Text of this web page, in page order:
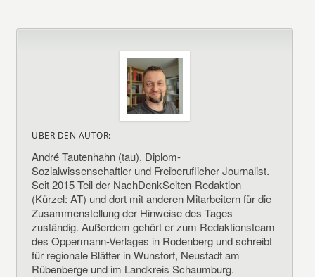
ÜBER DEN AUTOR:
André Tautenhahn (tau), Diplom-
Sozialwissenschaftler und Freiberuflicher Journalist.
Seit 2015 Teil der NachDenkSeiten-Redaktion
(Kürzel: AT) und dort mit anderen Mitarbeitern für die
Zusammenstellung der Hinweise des Tages
zuständig. Außerdem gehört er zum Redaktionsteam
des Oppermann-Verlages in Rodenberg und schreibt
für regionale Blätter in Wunstorf, Neustadt am
Rübenberge und im Landkreis Schaumburg.